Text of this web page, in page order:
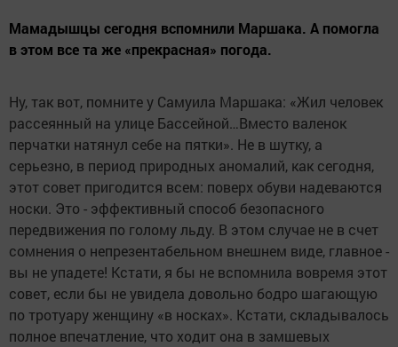
Мамадышцы сегодня вспомнили Маршака. А помогла
в этом все та же «прекрасная» погода.
Ну, так вот, помните у Самуила Маршака: «Жил человек
рассеянный на улице Бассейной…Вместо валенок
перчатки натянул себе на пятки». Не в шутку, а
серьезно, в период природных аномалий, как сегодня,
этот совет пригодится всем: поверх обуви надеваются
носки. Это - эффективный способ безопасного
передвижения по голому льду. В этом случае не в счет
сомнения о непрезентабельном внешнем виде, главное -
вы не упадете! Кстати, я бы не вспомнила вовремя этот
совет, если бы не увидела довольно бодро шагающую
по тротуару женщину «в носках». Кстати, складывалось
полное впечатление, что ходит она в замшевых